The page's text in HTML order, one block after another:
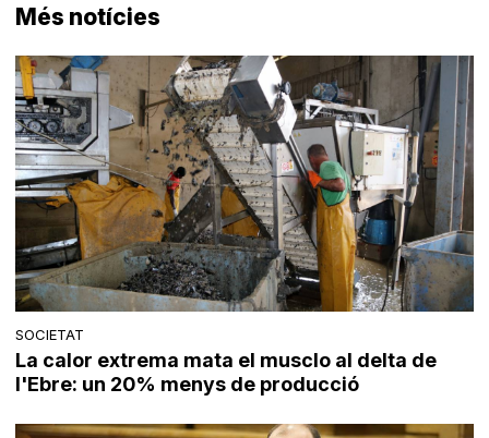
Més notícies
SOCIETAT
La calor extrema mata el musclo al delta de
l'Ebre: un 20% menys de producció